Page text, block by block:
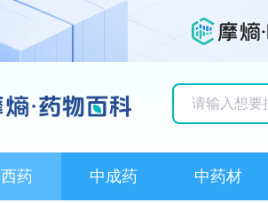
西药 中成药 中药材